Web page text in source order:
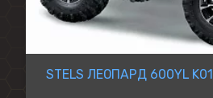
STELS ЛЕОПАРД 600YL K01